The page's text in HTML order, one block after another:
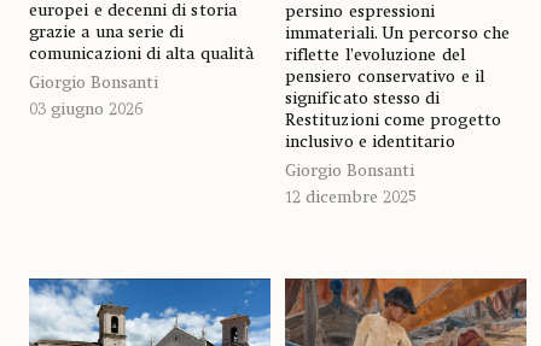
europei e decenni di storia
grazie a una serie di
comunicazioni di alta qualità
Giorgio Bonsanti
03 giugno 2026
persino espressioni
immateriali. Un percorso che
riflette l’evoluzione del
pensiero conservativo e il
significato stesso di
Restituzioni come progetto
inclusivo e identitario
Giorgio Bonsanti
12 dicembre 2025